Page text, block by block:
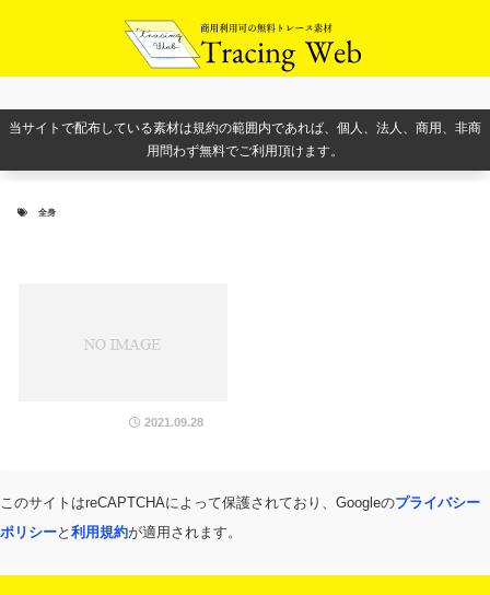
当サイトで配布している素材は規約の範囲内であれば、個人、法人、商用、非商
用問わず無料でご利用頂けます。
全身
2021.09.28
このサイトはreCAPTCHAによって保護されており、Googleのプライバシー
ポリシーと 利用規約が適用されます。